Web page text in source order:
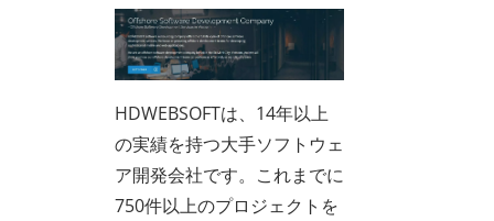
HDWEBSOFTは、14年以上
の実績を持つ大手ソフトウェ
ア開発会社です。これまでに
750件以上のプロジェクトを